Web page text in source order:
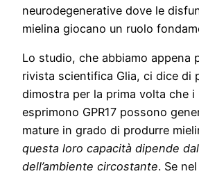
neurodegenerative dove le
mielina giocano un ruolo
Lo studio, che abbiamo appena
rivista scientifica Glia, ci dice di
dimostra per la prima volta che
esprimono GPR17 possono
mature in grado di produrre
questa loro capacità dipende
dell’ambiente circostante. Se